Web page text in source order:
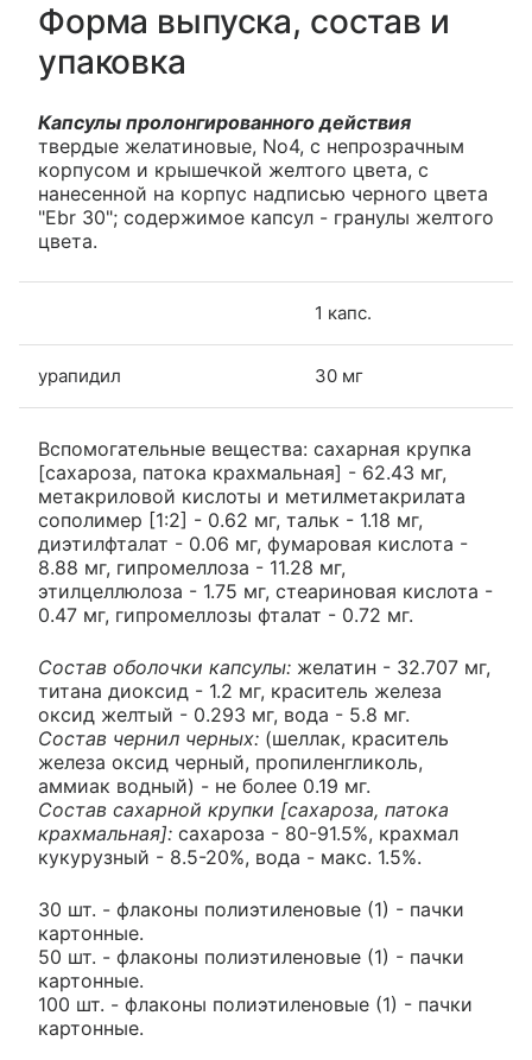
Форма выпуска, состав и
упаковка
Капсулы пролонгированного действия
твердые желатиновые, No4, с непрозрачным
корпусом и крышечкой желтого цвета, с
нанесенной на корпус надписью черного цвета
"Ebr 30"; содержимое капсул - гранулы желтого
цвета.
1 капс.
урапидил 30 мг
Вспомогательные вещества: сахарная крупка
[сахароза, патока крахмальная] - 62.43 мг,
метакриловой кислоты и метилметакрилата
сополимер [1:2] - 0.62 мг, тальк - 1.18 мг,
диэтилфталат - 0.06 мг, фумаровая кислота -
8.88 мг, гипромеллоза - 11.28 мг,
этилцеллюлоза - 1.75 мг, стеариновая кислота -
0.47 мг, гипромеллозы фталат - 0.72 мг.
Состав оболочки капсулы: желатин - 32.707 мг,
титана диоксид - 1.2 мг, краситель железа
оксид желтый - 0.293 мг, вода - 5.8 мг.
Состав чернил черных: (шеллак, краситель
железа оксид черный, пропиленгликоль,
аммиак водный) - не более 0.19 мг.
Состав сахарной крупки [сахароза, патока
крахмальная]: сахароза - 80-91.5%, крахмал
кукурузный - 8.5-20%, вода - макс. 1.5%.
30 шт. - флаконы полиэтиленовые (1) - пачки
картонные.
50 шт. - флаконы полиэтиленовые (1) - пачки
картонные.
100 шт. - флаконы полиэтиленовые (1) - пачки
картонные.